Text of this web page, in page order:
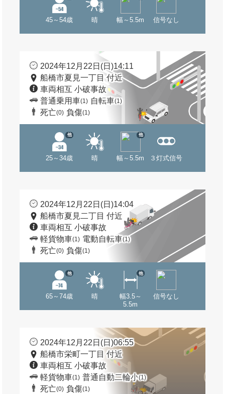
45～54歳 晴 幅～5.5m 信号なし
2024年12月22日(日)14:11
船橋市夏見一丁目 付近
車両相互 小破事故
普通乗用車(1) 自転車(1)
死亡(0) 負傷(1)
25～34歳
他
晴 幅～5.5m
他
３灯式信号
2024年12月22日(日)14:04
船橋市夏見二丁目 付近
車両相互 小破事故
軽貨物車(1) 電動自転車(1)
死亡(0) 負傷(1)
65～74歳
他
晴
幅3.5～
5.5m
他
信号なし
2024年12月22日(日)06:55
船橋市栄町一丁目 付近
車両相互 小破事故
軽貨物車(1) 普通自動二輪小(1)
死亡(0) 負傷(1)